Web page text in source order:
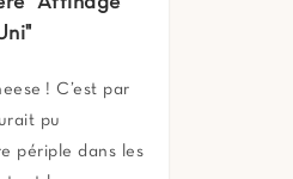
! C’est par
pu
périple dans les